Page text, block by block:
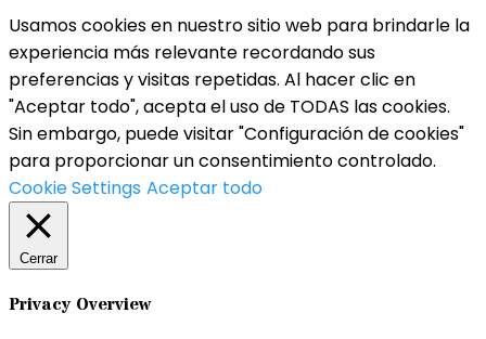
Usamos cookies en nuestro sitio web para brindarle la
experiencia más relevante recordando sus
preferencias y visitas repetidas. Al hacer clic en
"Aceptar todo", acepta el uso de TODAS las cookies.
Sin embargo, puede visitar "Configuración de cookies"
para proporcionar un consentimiento controlado.
Cookie Settings Aceptar todo
Cerrar
Privacy Overview